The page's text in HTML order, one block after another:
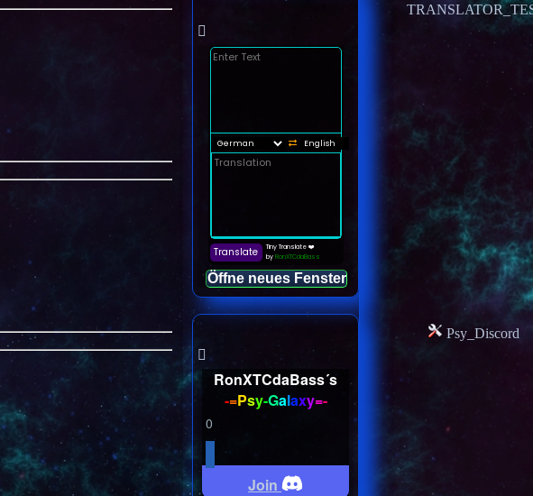
Öffne neues Fenster
Psy_Discord
RonXTCdaBass´s
-=Psy-Galaxy=-
0
Join